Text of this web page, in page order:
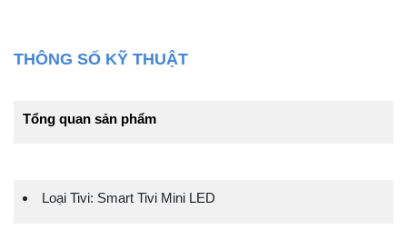
THÔNG SỐ KỸ THUẬT
Tổng quan sản phẩm
Loại Tivi: Smart Tivi Mini LED